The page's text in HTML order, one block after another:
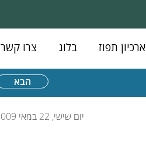
ארכיון תפוז בלוג צרו קשר
הבא
יום שישי, 22 במאי 2009